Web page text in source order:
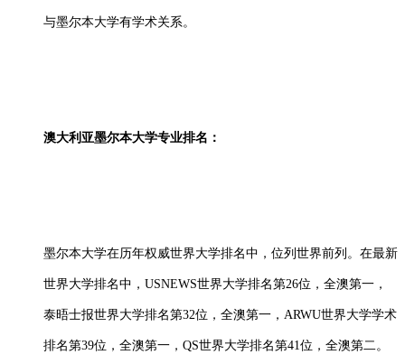
与墨尔本大学有学术关系。
澳大利亚墨尔本大学专业排名：
墨尔本大学在历年权威世界大学排名中，位列世界前列。在最新
世界大学排名中，USNEWS世界大学排名第26位，全澳第一，
泰晤士报世界大学排名第32位，全澳第一，ARWU世界大学学术
排名第39位，全澳第一，QS世界大学排名第41位，全澳第二。